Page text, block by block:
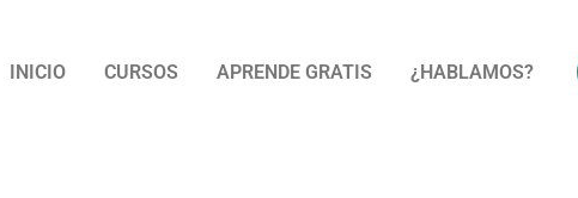
INICIO CURSOS APRENDE GRATIS ¿HABLAMOS?